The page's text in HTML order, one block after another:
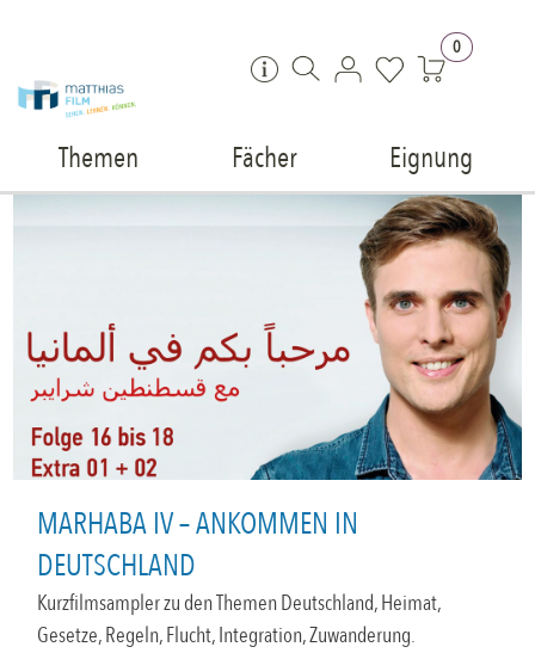
0
Themen Fächer Eignung
MARHABA IV – ANKOMMEN IN
DEUTSCHLAND
Kurzfilmsampler zu den Themen Deutschland, Heimat,
Gesetze, Regeln, Flucht, Integration, Zuwanderung.